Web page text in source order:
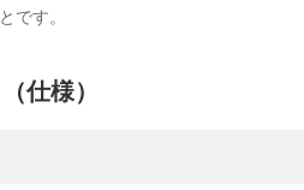
です。
仕様）